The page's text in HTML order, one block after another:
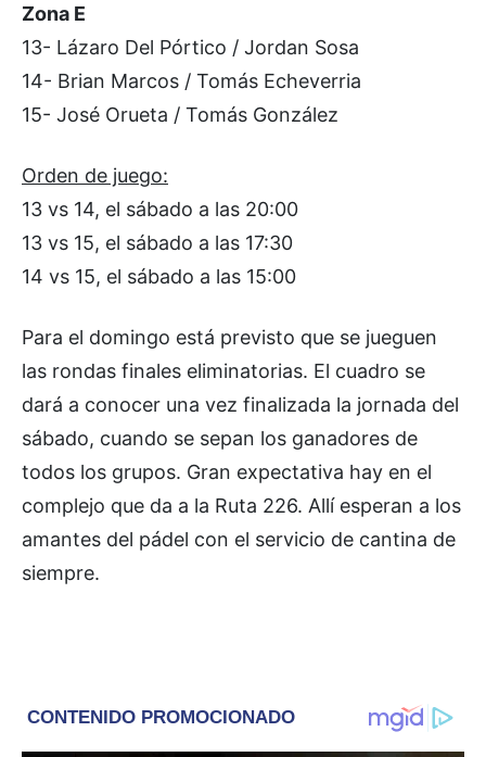
Zona E
13- Lázaro Del Pórtico / Jordan Sosa
14- Brian Marcos / Tomás Echeverria
15- José Orueta / Tomás González
Orden de juego:
13 vs 14, el sábado a las 20:00
13 vs 15, el sábado a las 17:30
14 vs 15, el sábado a las 15:00
Para el domingo está previsto que se jueguen
las rondas finales eliminatorias. El cuadro se
dará a conocer una vez finalizada la jornada del
sábado, cuando se sepan los ganadores de
todos los grupos. Gran expectativa hay en el
complejo que da a la Ruta 226. Allí esperan a los
amantes del pádel con el servicio de cantina de
siempre.